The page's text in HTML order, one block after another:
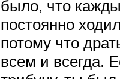
было, что
постоянно
потому что
всем и всегда.